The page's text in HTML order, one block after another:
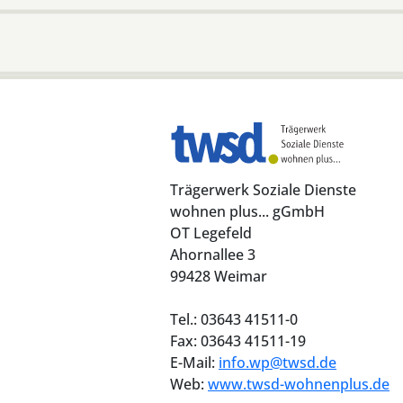
Trägerwerk Soziale Dienste
wohnen plus... gGmbH
OT Legefeld
Ahornallee 3
99428 Weimar
Tel.: 03643 41511-0
Fax: 03643 41511-19
E-Mail: info.wp@twsd.de
Web: www.twsd-wohnenplus.de